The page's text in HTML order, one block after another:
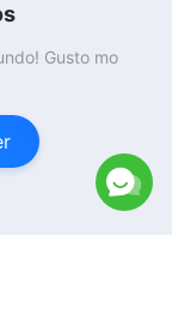
Gusto mo